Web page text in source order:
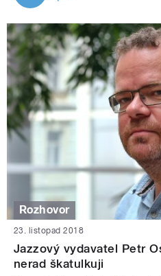
Rozhovor
23. listopad 2018
Jazzový vydavatel Petr
nerad škatulkuji